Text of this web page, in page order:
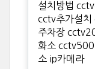
설치방법 cctv
cctv추가설치
주차장
화소 cctv500
소 ip카메라